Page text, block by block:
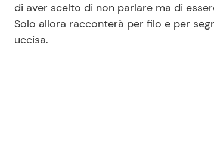
di aver scelto di non parlare ma di
Solo allora racconterà per filo e per
uccisa.